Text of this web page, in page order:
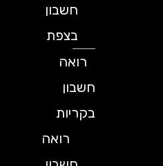
חשבון
בצפת
רואה
חשבון
בקריות
רואה